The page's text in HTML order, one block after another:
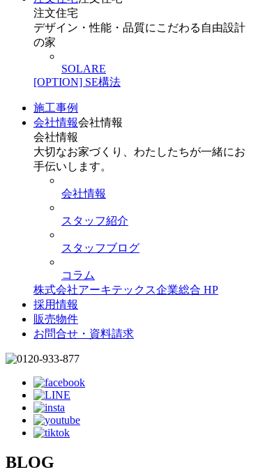
注文住宅
デザイン・性能・品質にこだわる自由設計
の家
SOLARE
[OPTION] SE構法
施工事例
会社情報会社情報
会社情報
大切なお家づくり、わたしたちが一緒にお
手伝いします。
会社情報
スタッフ紹介
スタッフブログ
コラム
株式会社アーキテックス企業総合 HP
採用情報
販売物件
お問合せ・資料請求
BLOG